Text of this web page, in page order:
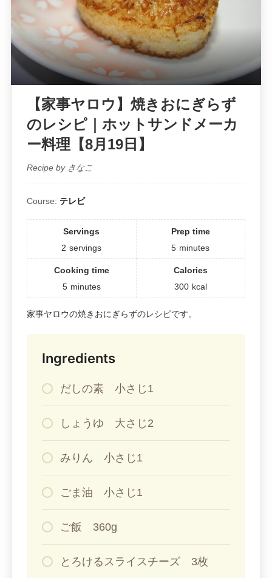
【家事ヤロウ】焼きおにぎらず
のレシピ｜ホットサンドメーカ
ー料理【8月19日】
Recipe by きなこ
Course: テレビ
Servings
2 servings
Prep time
5 minutes
Cooking time
5 minutes
Calories
300 kcal
家事ヤロウの焼きおにぎらずのレシピです。
Ingredients
だしの素 小さじ1
しょうゆ 大さじ2
みりん 小さじ1
ごま油 小さじ1
ご飯 360g
とろけるスライスチーズ 3枚